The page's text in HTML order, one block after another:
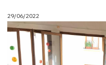
29/06/2022